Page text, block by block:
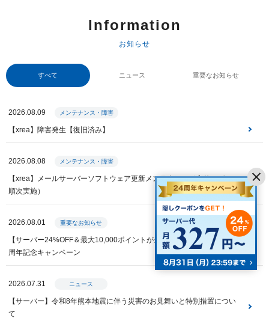
Information
お知らせ
すべて ニュース 重要なお知らせ
2026.08.09 メンテナンス・障害
【xrea】障害発生【復旧済み】
2026.08.08 メンテナンス・障害
【xrea】メールサーバーソフトウェア更新メンテナンス（全サーバー・
順次実施）
2026.08.01 重要なお知らせ
【サーバー24%OFF＆最大10,000ポイントが当たる】Value Domain 24
周年記念キャンペーン
2026.07.31 ニュース
【サーバー】令和8年熊本地震に伴う災害のお見舞いと特別措置につい
て